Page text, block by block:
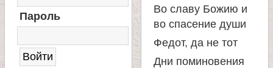
Д
С
Пароль
Во славу Божию и
во спасение души
Федот, да не тот
Дни поминовения